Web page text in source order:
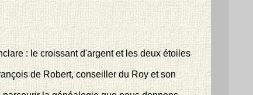
: le croissant d'argent et les deux étoiles
de Robert, conseiller du Roy et son